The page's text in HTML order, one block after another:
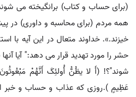
(برای حساب و کتاب) برانگیخته می
همه مردم (برای محاسبه و داوری) در
خیزند.». خداوند متعال در این آیه با
حشر را مورد تهدید قرار می دهد:" آیا آنها
شوند"؟! (أَ لا یظُنُّ أُولئِکَ أَنَّهُمْ
عَظِیمٍ ).روزی که عذاب و حساب و